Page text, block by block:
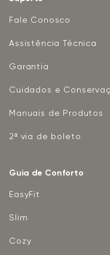
Fale Conosco
Assistência Técnica
Garantia
Cuidados e
Manuais de Produtos
2ª via de boleto
Guia de Conforto
EasyFit
Slim
Cozy